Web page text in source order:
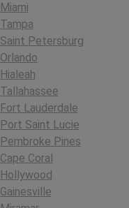
Miami
Tampa
Saint Petersburg
Orlando
Hialeah
Tallahassee
Fort Lauderdale
Port Saint Lucie
Pembroke Pines
Cape Coral
Hollywood
Gainesville